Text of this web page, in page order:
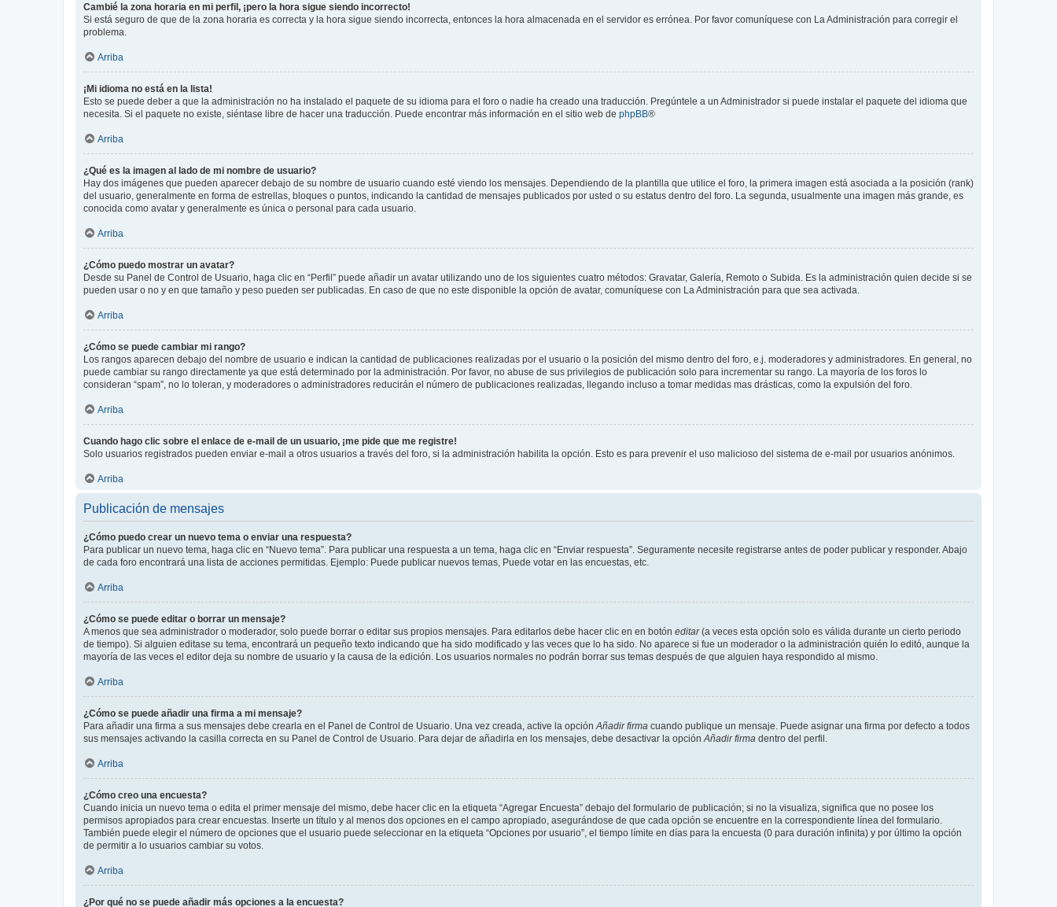
Cambié la zona horaria en mi perfil, ¡pero la hora sigue siendo incorrecto!
Si está seguro de que de la zona horaria es correcta y la hora sigue siendo incorrecta, entonces la hora almacenada en el servidor es errónea. Por favor comuníquese con La Administración para corregir el
problema.
Arriba
¡Mi idioma no está en la lista!
Esto se puede deber a que la administración no ha instalado el paquete de su idioma para el foro o nadie ha creado una traducción. Pregúntele a un Administrador si puede instalar el paquete del idioma que
necesita. Si el paquete no existe, siéntase libre de hacer una traducción. Puede encontrar más información en el sitio web de phpBB®
Arriba
¿Qué es la imagen al lado de mi nombre de usuario?
Hay dos imágenes que pueden aparecer debajo de su nombre de usuario cuando esté viendo los mensajes. Dependiendo de la plantilla que utilice el foro, la primera imagen está asociada a la posición (rank)
del usuario, generalmente en forma de estrellas, bloques o puntos, indicando la cantidad de mensajes publicados por usted o su estatus dentro del foro. La segunda, usualmente una imagen más grande, es
conocida como avatar y generalmente es única o personal para cada usuario.
Arriba
¿Cómo puedo mostrar un avatar?
Desde su Panel de Control de Usuario, haga clic en “Perfil” puede añadir un avatar utilizando uno de los siguientes cuatro métodos: Gravatar, Galería, Remoto o Subida. Es la administración quien decide si se
pueden usar o no y en que tamaño y peso pueden ser publicadas. En caso de que no este disponible la opción de avatar, comuníquese con La Administración para que sea activada.
Arriba
¿Cómo se puede cambiar mi rango?
Los rangos aparecen debajo del nombre de usuario e indican la cantidad de publicaciones realizadas por el usuario o la posición del mismo dentro del foro, e.j. moderadores y administradores. En general, no
puede cambiar su rango directamente ya que está determinado por la administración. Por favor, no abuse de sus privilegios de publicación solo para incrementar su rango. La mayoría de los foros lo
consideran “spam”, no lo toleran, y moderadores o administradores reducirán el número de publicaciones realizadas, llegando incluso a tomar medidas mas drásticas, como la expulsión del foro.
Arriba
Cuando hago clic sobre el enlace de e-mail de un usuario, ¡me pide que me registre!
Solo usuarios registrados pueden enviar e-mail a otros usuarios a través del foro, si la administración habilita la opción. Esto es para prevenir el uso malicioso del sistema de e-mail por usuarios anónimos.
Arriba
Publicación de mensajes
¿Cómo puedo crear un nuevo tema o enviar una respuesta?
Para publicar un nuevo tema, haga clic en “Nuevo tema”. Para publicar una respuesta a un tema, haga clic en “Enviar respuesta”. Seguramente necesite registrarse antes de poder publicar y responder. Abajo
de cada foro encontrará una lista de acciones permitidas. Ejemplo: Puede publicar nuevos temas, Puede votar en las encuestas, etc.
Arriba
¿Cómo se puede editar o borrar un mensaje?
A menos que sea administrador o moderador, solo puede borrar o editar sus propios mensajes. Para editarlos debe hacer clic en en botón editar(a veces esta opción solo es válida durante un cierto periodo
de tiempo). Si alguien editase su tema, encontrará un pequeño texto indicando que ha sido modificado y las veces que lo ha sido. No aparece si fue un moderador o la administración quién lo editó, aunque la
mayoría de las veces el editor deja su nombre de usuario y la causa de la edición. Los usuarios normales no podrán borrar sus temas después de que alguien haya respondido al mismo.
Arriba
¿Cómo se puede añadir una firma a mi mensaje?
Para añadir una firma a sus mensajes debe crearla en el Panel de Control de Usuario. Una vez creada, active la opción Añadir firma cuando publique un mensaje. Puede asignar una firma por defecto a todos
sus mensajes activando la casilla correcta en su Panel de Control de Usuario. Para dejar de añadirla en los mensajes, debe desactivar la opción Añadir firma dentro del perfil.
Arriba
¿Cómo creo una encuesta?
Cuando inicia un nuevo tema o edita el primer mensaje del mismo, debe hacer clic en la etiqueta “Agregar Encuesta” debajo del formulario de publicación; si no la visualiza, significa que no posee los
permisos apropiados para crear encuestas. Inserte un título y al menos dos opciones en el campo apropiado, asegurándose de que cada opción se encuentre en la correspondiente línea del formulario.
También puede elegir el número de opciones que el usuario puede seleccionar en la etiqueta “Opciones por usuario”, el tiempo límite en días para la encuesta (0 para duración infinita) y por último la opción
de permitir a lo usuarios cambiar su votos.
Arriba
¿Por qué no se puede añadir más opciones a la encuesta?